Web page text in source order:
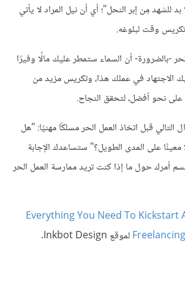
بد للشهد مِن إبر النحل"؛ أي أن نيل المراد لا يأتي
وقت لبلوغه.
-بالضرورة- أن السماء ستمطر عليك مالًا وفيرًا
الاجتهاد في عملك هذا، وتكريس مزيد من
على نحو أفضل، لتحقق النجاح.
قبل اتخاذ العمل الحر مسلكًا مهنيًا: "هل
على المدى الطويل؟" ستساعدك الإجابة
أمرك حول ما إذا كنت تريد ممارسة العمل الحر
Everything You Need To Kickstart
لموقع Inkbot Design.